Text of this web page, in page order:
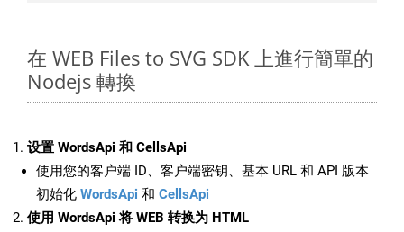
在 WEB Files to SVG SDK 上進行簡單的
Nodejs 轉換
设置 WordsApi 和 CellsApi
使用您的客户端 ID、客户端密钥、基本 URL 和 API 版本
初始化 WordsApi 和 CellsApi
使用 WordsApi 将 WEB 转换为 HTML